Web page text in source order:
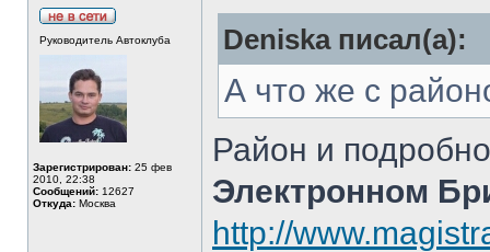
Руководитель Автоклуба
Зарегистрирован: 25 фев
2010, 22:38
Сообщений: 12627
Откуда: Москва
Deniska писал(а):
А что же с
Район и
Электронном
http://